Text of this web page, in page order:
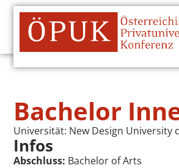
Bachelor
Universität: New Design University
Infos
Abschluss: Bachelor of Arts